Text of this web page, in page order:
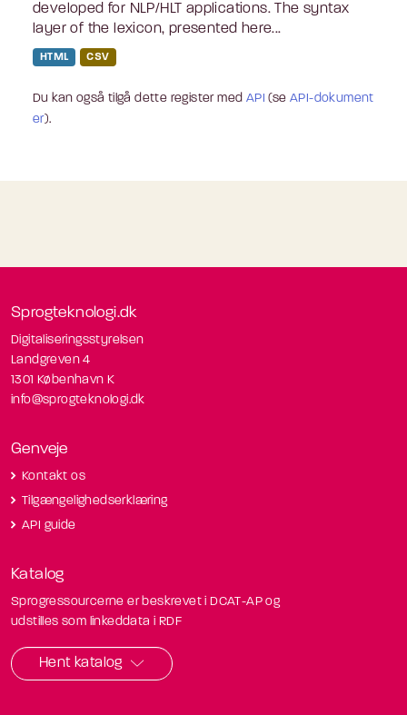
developed for NLP/HLT applications. The syntax
layer of the lexicon, presented here...
HTML CSV
Du kan også tilgå dette register med API (seAPI-dokument
er).
Sprogteknologi.dk
Digitaliseringsstyrelsen
Landgreven 4
1301 København K
info@sprogteknologi.dk
Genveje
Kontakt os
Tilgængelighedserklæring
API guide
Katalog
Sprogressourcerne er beskrevet i DCAT-AP og
udstilles som linkeddata i RDF
Hent katalog